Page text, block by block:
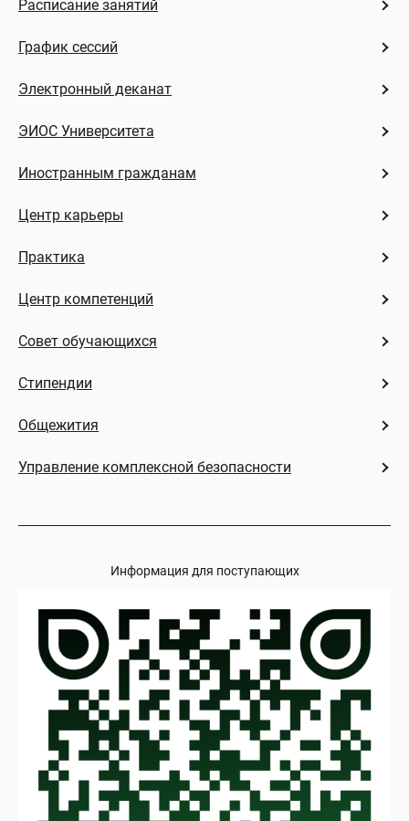
Расписание занятий
График сессий
Электронный деканат
ЭИОС Университета
Иностранным гражданам
Центр карьеры
Практика
Центр компетенций
Совет обучающихся
Стипендии
Общежития
Управление комплексной безопасности
Информация для поступающих